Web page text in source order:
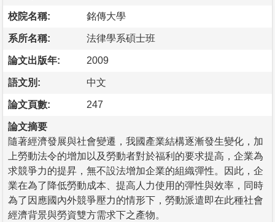
校院名稱: 銘傳大學
系所名稱: 法律學系碩士班
論文出版年: 2009
語文別: 中文
論文頁數: 247
論文摘要
隨著經濟發展與社會變遷，我國產業結構逐漸發生變化，加
上勞動法令的增加以及勞動者對於福利的要求提高，企業為
求競爭力的提昇，無不設法增加企業的組織彈性。因此，企
業在為了降低勞動成本、提高人力使用的彈性與效率，同時
為了因應國內外競爭壓力的情形下，勞動派遣即在此種社會
經濟背景與勞資雙方需求下之產物。